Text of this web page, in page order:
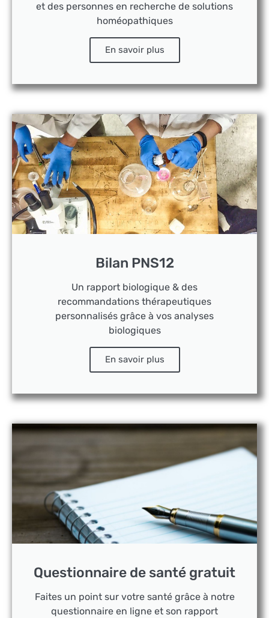
et des personnes en recherche de solutions
homéopathiques
En savoir plus
Bilan PNS12
Un rapport biologique & des
recommandations thérapeutiques
personnalisés grâce à vos analyses
biologiques
En savoir plus
Questionnaire de santé gratuit
Faites un point sur votre santé grâce à notre
questionnaire en ligne et son rapport